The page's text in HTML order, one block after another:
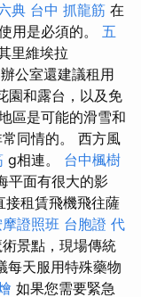
典 台中 抓龍筋 在
用是必須的。 五
里維埃拉
公室還建議租用
園和露台，以及免
區是可能的滑雪和
同情的。 西方風
g相連。 台中楓樹
平面有很大的影
接租賃飛機飛往薩
證照班 台胞證 代
景點，現場傳統
每天服用特殊藥物
如果您需要緊急